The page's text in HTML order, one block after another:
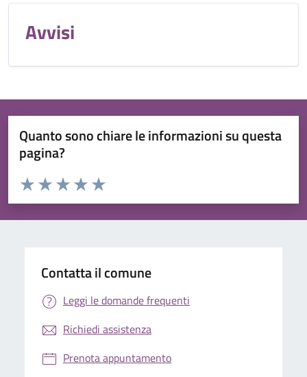
Avvisi
Quanto sono chiare le informazioni su questa
pagina?
Valuta da 1 a 5 stelle la pagina
Valuta 5 stelle su 5
Valuta 4 stelle su 5
Valuta 3 stelle su 5
Valuta 2 stelle su 5
Valuta 1 stelle su 5
Contatta il comune
Leggi le domande frequenti
Richiedi assistenza
Prenota appuntamento